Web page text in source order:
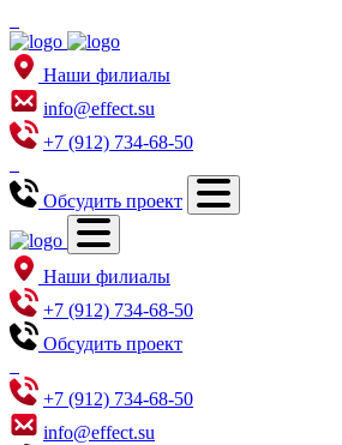
Наши филиалы
info@effect.su
+7 (912) 734-68-50
Обсудить проект
Наши филиалы
+7 (912) 734-68-50
Обсудить проект
+7 (912) 734-68-50
info@effect.su